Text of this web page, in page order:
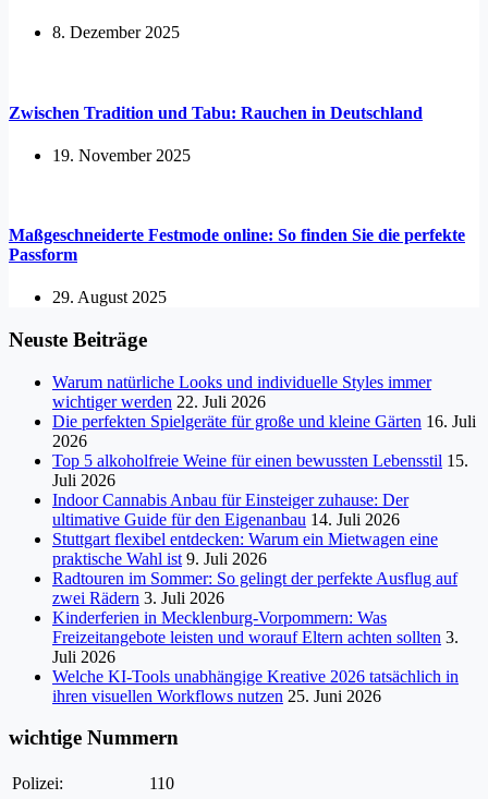
8. Dezember 2025
Zwischen Tradition und Tabu: Rauchen in Deutschland
19. November 2025
Maßgeschneiderte Festmode online: So finden Sie die perfekte
Passform
29. August 2025
Neuste Beiträge
Warum natürliche Looks und individuelle Styles immer
wichtiger werden 22. Juli 2026
Die perfekten Spielgeräte für große und kleine Gärten 16. Juli
2026
Top 5 alkoholfreie Weine für einen bewussten Lebensstil 15.
Juli 2026
Indoor Cannabis Anbau für Einsteiger zuhause: Der
ultimative Guide für den Eigenanbau 14. Juli 2026
Stuttgart flexibel entdecken: Warum ein Mietwagen eine
praktische Wahl ist 9. Juli 2026
Radtouren im Sommer: So gelingt der perfekte Ausflug auf
zwei Rädern 3. Juli 2026
Kinderferien in Mecklenburg-Vorpommern: Was
Freizeitangebote leisten und worauf Eltern achten sollten 3.
Juli 2026
Welche KI-Tools unabhängige Kreative 2026 tatsächlich in
ihren visuellen Workflows nutzen 25. Juni 2026
wichtige Nummern
Polizei:
110